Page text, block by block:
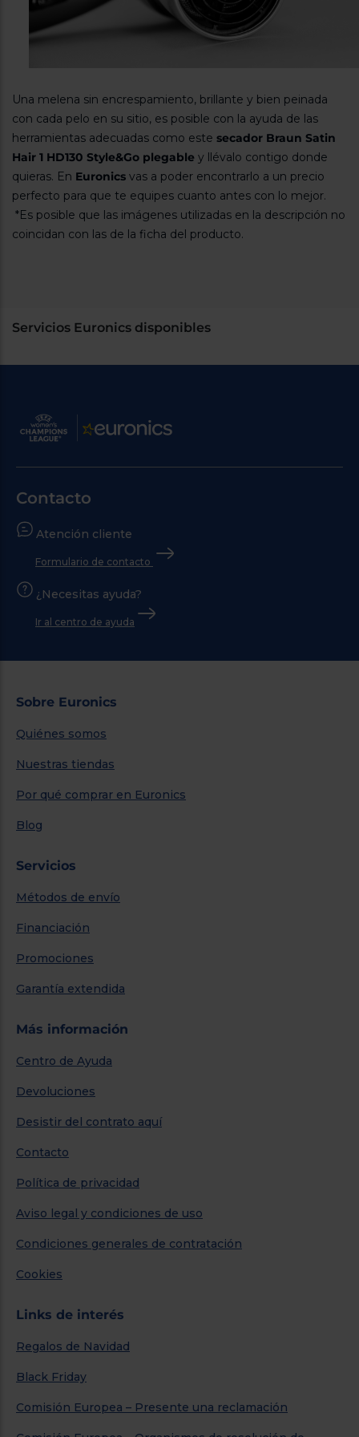
Una melena sin encrespamiento, brillante y bien peinada
con cada pelo en su sitio, es posible con la ayuda de las
herramientas adecuadas como este secador Braun Satin
Hair 1 HD130 Style&Go plegable y llévalo contigo donde
quieras. En Euronics vas a poder encontrarlo a un precio
perfecto para que te equipes cuanto antes con lo mejor.
*Es posible que las imágenes utilizadas en la descripción no
coincidan con las de la ficha del producto.
Servicios Euronics disponibles
Contacto
Atención cliente
Formulario de contacto
¿Necesitas ayuda?
Ir al centro de ayuda
Sobre Euronics
Quiénes somos
Nuestras tiendas
Por qué comprar en Euronics
Blog
Servicios
Métodos de envío
Financiación
Promociones
Garantía extendida
Más información
Centro de Ayuda
Devoluciones
Desistir del contrato aquí
Contacto
Política de privacidad
Aviso legal y condiciones de uso
Condiciones generales de contratación
Cookies
Links de interés
Regalos de Navidad
Black Friday
Comisión Europea – Presente una reclamación